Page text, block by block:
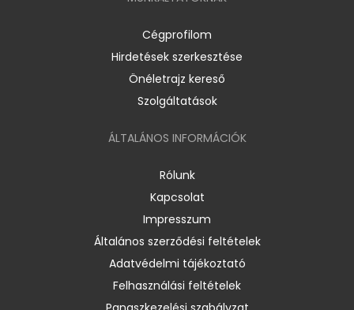
Cégprofilom
Hirdetések szerkesztése
Önéletrajz kereső
Szolgáltatások
ÁLTALÁNOS INFORMÁCIÓK
Rólunk
Kapcsolat
Impresszum
Általános szerződési feltételek
Adatvédelmi tájékoztató
Felhasználási feltételek